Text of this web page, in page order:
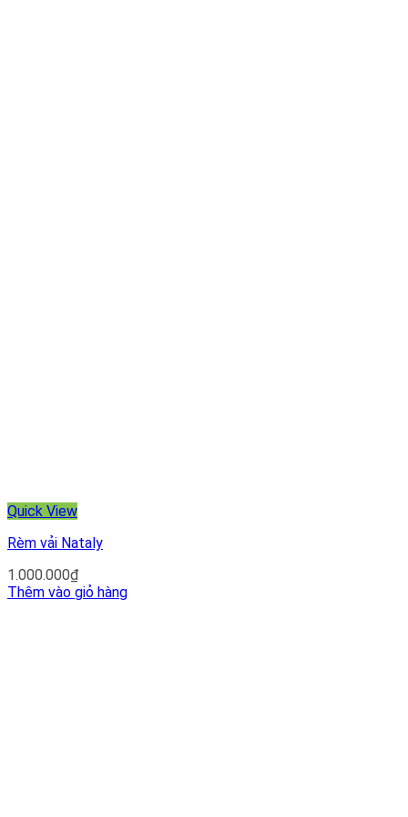
Quick View
Rèm vải Nataly
1.000.000₫
Thêm vào giỏ hàng